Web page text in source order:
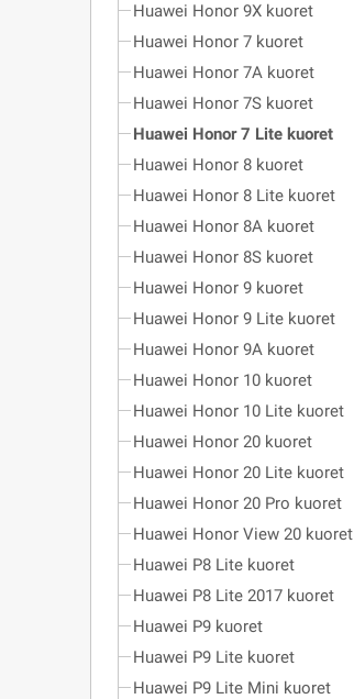
Huawei Honor 9X kuoret
Huawei Honor 7 kuoret
Huawei Honor 7A kuoret
Huawei Honor 7S kuoret
Huawei Honor 7 Lite kuoret
Huawei Honor 8 kuoret
Huawei Honor 8 Lite kuoret
Huawei Honor 8A kuoret
Huawei Honor 8S kuoret
Huawei Honor 9 kuoret
Huawei Honor 9 Lite kuoret
Huawei Honor 9A kuoret
Huawei Honor 10 kuoret
Huawei Honor 10 Lite kuoret
Huawei Honor 20 kuoret
Huawei Honor 20 Lite kuoret
Huawei Honor 20 Pro kuoret
Huawei Honor View 20 kuoret
Huawei P8 Lite kuoret
Huawei P8 Lite 2017 kuoret
Huawei P9 kuoret
Huawei P9 Lite kuoret
Huawei P9 Lite Mini kuoret